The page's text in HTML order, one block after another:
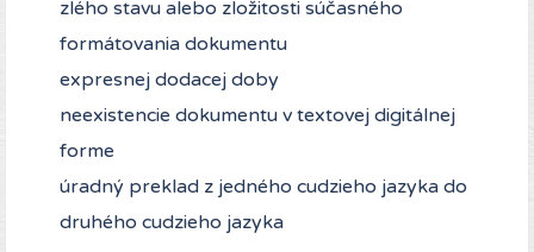
zlého stavu alebo zložitosti súčasného
formátovania dokumentu
expresnej dodacej doby
neexistencie dokumentu v textovej digitálnej
forme
úradný preklad z jedného cudzieho jazyka do
druhého cudzieho jazyka